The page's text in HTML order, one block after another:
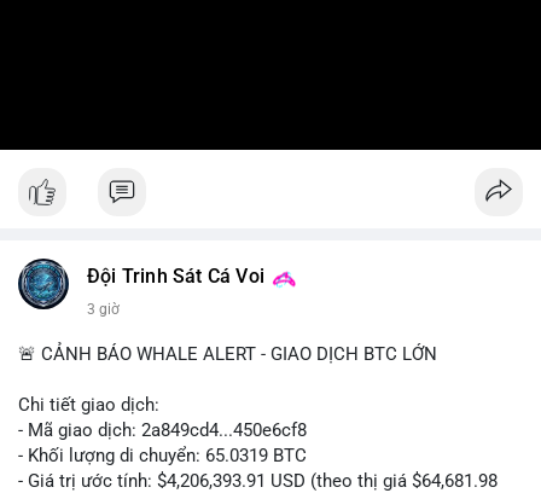
Đội Trinh Sát Cá Voi
3 giờ
🚨 CẢNH BÁO WHALE ALERT - GIAO DỊCH BTC LỚN
Chi tiết giao dịch:
- Mã giao dịch: 2a849cd4...450e6cf8
- Khối lượng di chuyển: 65.0319 BTC
- Giá trị ước tính: $4,206,393.91 USD (theo thị giá $64,681.98